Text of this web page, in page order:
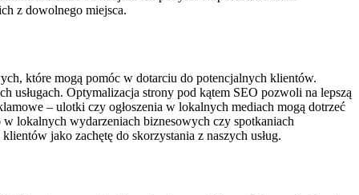
z dowolnego miejsca.
które mogą pomóc w dotarciu do potencjalnych klientów.
usługach. Optymalizacja strony pod kątem SEO pozwoli na lepszą
– ulotki czy ogłoszenia w lokalnych mediach mogą dotrzeć
lokalnych wydarzeniach biznesowych czy spotkaniach
jako zachętę do skorzystania z naszych usług.